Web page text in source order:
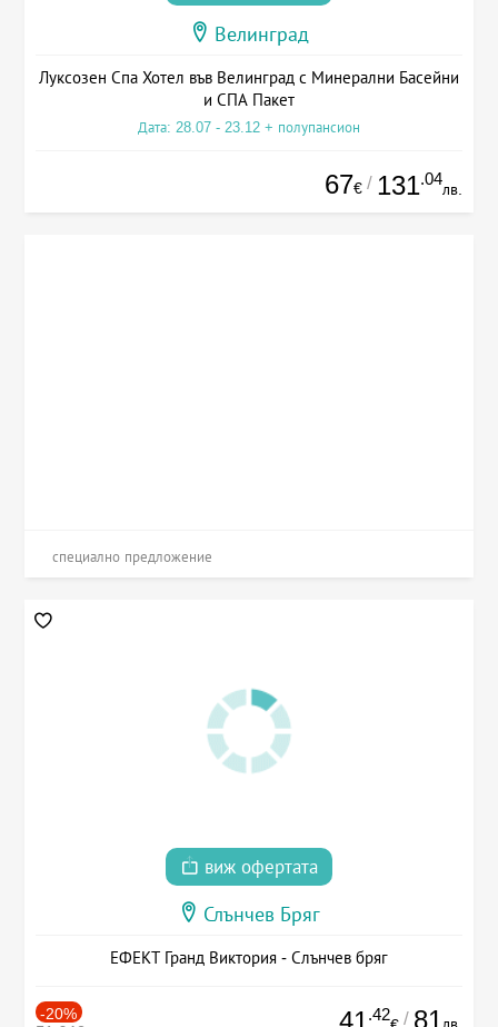
Велинград
Луксозен Спа Хотел във Велинград с Минерални Басейни
и СПА Пакет
Дата: 28.07 - 23.12 + полупансион
67€ / 131.04
лв.
специално предложение
виж офертата
Слънчев Бряг
ЕФЕКТ Гранд Виктория - Слънчев бряг
-20% 41 .42 / 81